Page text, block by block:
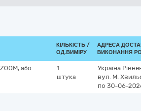
КІЛЬКІСТЬ /
ОД.ВИМІРУ
АДРЕСА
ВИКОНАННЯ
або
1
штука
Україна
вул. М.
по 30-06-